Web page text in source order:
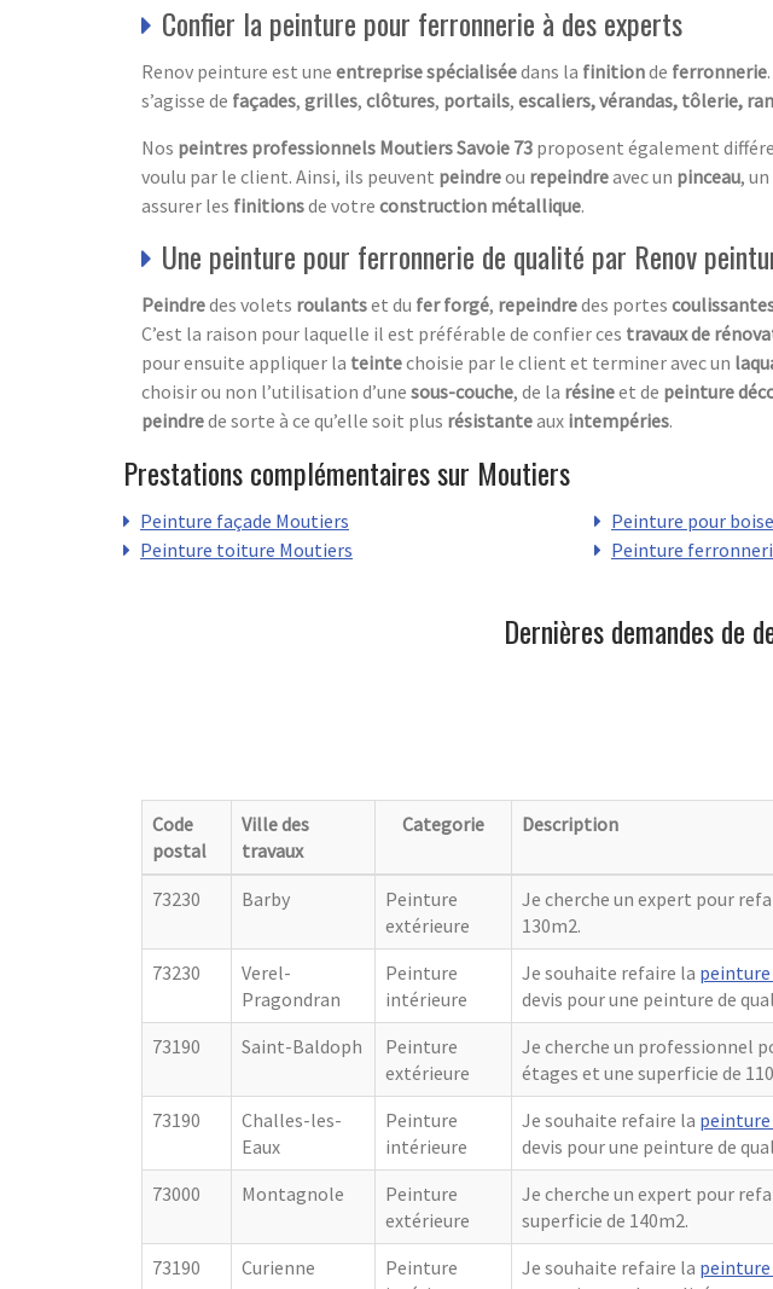
Confier la peinture pour ferronnerie à des experts
Renov peinture est une entreprise spécialiséedans la finitionde ferronnerie
s’agisse de façades, grilles, clôtures, portails, escaliers,vérandas, tôlerie,
Nos peintres professionnels Moutiers Savoie 73 proposent également
voulu par le client. Ainsi, ils peuvent peindreou repeindreavec un pinceau, un
assurer les finitionsde votre construction métallique.
Une peinture pour ferronnerie de qualité par Renov
Peindredes volets roulantset du fer forgé, repeindredes portes
C’est la raison pour laquelle il est préférable de confier ces travaux de
pour ensuite appliquer la teintechoisie par le client et terminer avec un
choisir ou non l’utilisation d’une sous-couche, de la résineet de peinture
peindrede sorte à ce qu’elle soit plus résistanteaux intempéries.
Prestations complémentaires sur Moutiers
Peinture façade Moutiers
Peinture toiture Moutiers
Peinture pour
Peinture
Dernières demandes de
Code
postal
Ville des
travaux
Categorie Description
73230 Barby
Peinture
extérieure
Je cherche un expert pour
130m2.
73230
Verel-
Pragondran
Peinture
intérieure
Je souhaite refaire la peinture
devis pour une peinture de
73190
Saint-Baldoph
Peinture
extérieure
Je cherche un professionnel
étages et une superficie de
73190
Challes-les-
Eaux
Peinture
intérieure
Je souhaite refaire la peinture
devis pour une peinture de
73000
Montagnole
Peinture
extérieure
Je cherche un expert pour
superficie de 140m2.
73190
Curienne
Peinture
Je souhaite refaire la peinture